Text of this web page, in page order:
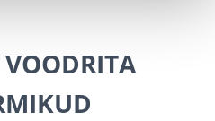
VOODRITA